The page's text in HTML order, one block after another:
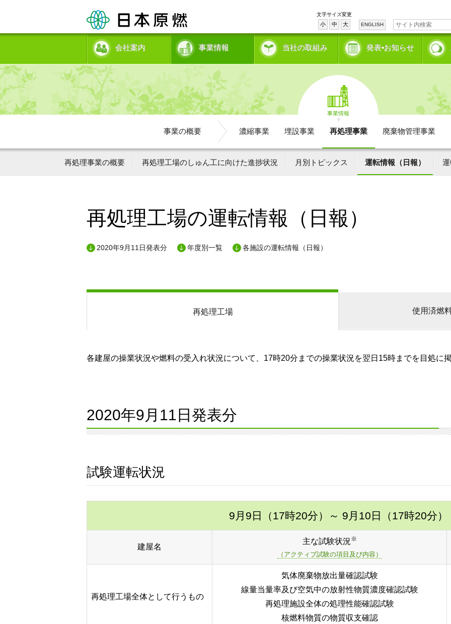
文字サイズ変更
小 中 大 ENGLISH
会社案内 事業情報 当社の取組み 発表•お知らせ
事業情報
事業の概要 濃縮事業 埋設事業 再処理事業 廃棄物管理事業
再処理事業の概要 再処理工場のしゅん工に向けた進捗状況 月別トピックス 運転情報（日報）
再処理工場の運転情報（日報）
2020年9月11日発表分 年度別一覧 各施設の運転情報（日報）
再処理工場 使用済燃
各建屋の操業状況や燃料の受入れ状況について、17時20分までの操業状況を翌日15時までを目処に
2020年9月11日発表分
試験運転状況
9月9日（17時20分） ～ 9月10日（17時20分）
建屋名
主な試験状況※
（アクティブ試験の項目及び内容）
再処理工場全体として行うもの
気体廃棄物放出量確認試験
線量当量率及び空気中の放射性物質濃度確認試験
再処理施設全体の処理性能確認試験
核燃料物質の物質収支確認